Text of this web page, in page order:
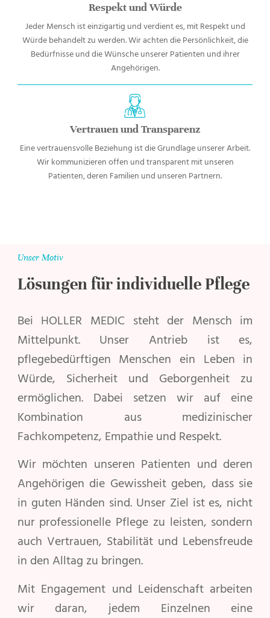
Respekt und Würde
Jeder Mensch ist einzigartig und verdient es, mit Respekt und
Würde behandelt zu werden. Wir achten die Persönlichkeit, die
Bedürfnisse und die Wünsche unserer Patienten und ihrer
Angehörigen.
Vertrauen und Transparenz
Eine vertrauensvolle Beziehung ist die Grundlage unserer Arbeit.
Wir kommunizieren offen und transparent mit unseren
Patienten, deren Familien und unseren Partnern.
Unser Motiv
Lösungen für individuelle Pflege
Bei HOLLER MEDIC steht der Mensch im
Mittelpunkt. Unser Antrieb ist es,
pflegebedürftigen Menschen ein Leben in
Würde, Sicherheit und Geborgenheit zu
ermöglichen. Dabei setzen wir auf eine
Kombination aus medizinischer
Fachkompetenz, Empathie und Respekt.
Wir möchten unseren Patienten und deren
Angehörigen die Gewissheit geben, dass sie
in guten Händen sind. Unser Ziel ist es, nicht
nur professionelle Pflege zu leisten, sondern
auch Vertrauen, Stabilität und Lebensfreude
in den Alltag zu bringen.
Mit Engagement und Leidenschaft arbeiten
wir daran, jedem Einzelnen eine